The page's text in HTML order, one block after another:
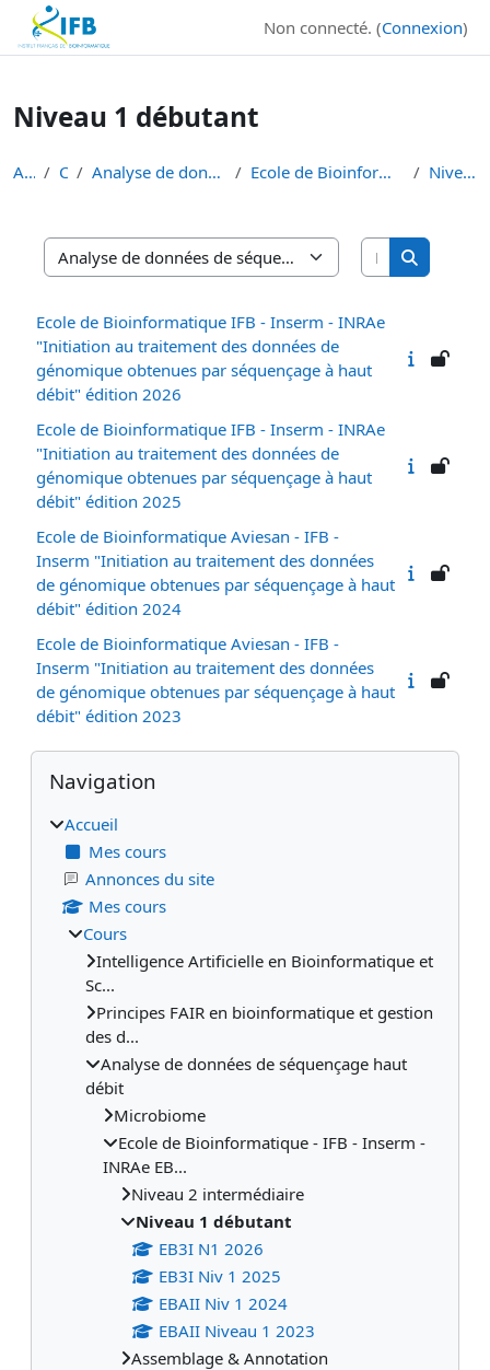
Institut Français de Bioinformatique - Les formations
Passer au contenu principal
Non connecté. (Connexion)
Niveau 1 débutant
Accueil Cours Analyse de données de séquençage haut débit Ecole de Bioinformatique - IFB - Inserm - INRAe EB... Niveau 1 débutant
Catégories de cours
Rechercher
Ecole de Bioinformatique IFB - Inserm - INRAe
"Initiation au traitement des données de
génomique obtenues par séquençage à haut
débit" édition 2026
Ecole de Bioinformatique IFB - Inserm - INRAe
"Initiation au traitement des données de
génomique obtenues par séquençage à haut
débit" édition 2025
Ecole de Bioinformatique Aviesan - IFB -
Inserm "Initiation au traitement des données
de génomique obtenues par séquençage à haut
débit" édition 2024
Ecole de Bioinformatique Aviesan - IFB -
Inserm "Initiation au traitement des données
de génomique obtenues par séquençage à haut
débit" édition 2023
Blocs
Passer Navigation
Navigation
Accueil
Mes cours
Annonces du site
Mes cours
Cours
Intelligence Artificielle en Bioinformatique et
Sc...
Principes FAIR en bioinformatique et gestion
des d...
Analyse de données de séquençage haut
débit
Microbiome
Ecole de Bioinformatique - IFB - Inserm -
INRAe EB...
Niveau 2 intermédiaire
Niveau 1 débutant
EB3I N1 2026
EB3I Niv 1 2025
EBAII Niv 1 2024
EBAII Niveau 1 2023
Assemblage & Annotation